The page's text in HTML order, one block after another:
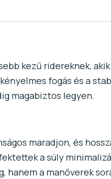
kezű ridereknek,
fogás és a
magabiztos legyen.
maradjon, és
a súly
a manőverek